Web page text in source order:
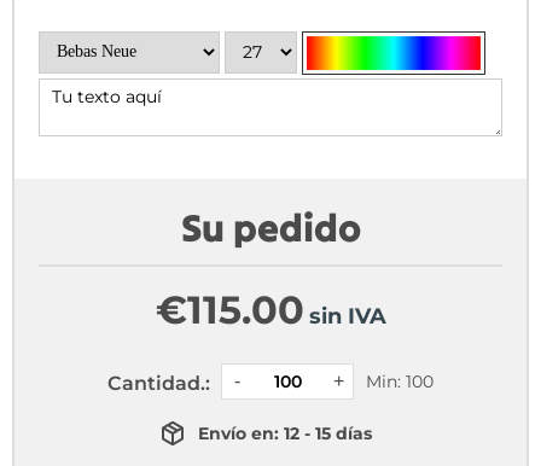
Su pedido
€115.00 sin IVA
Cantidad.: Min: 100
Envío en: 12 - 15 días